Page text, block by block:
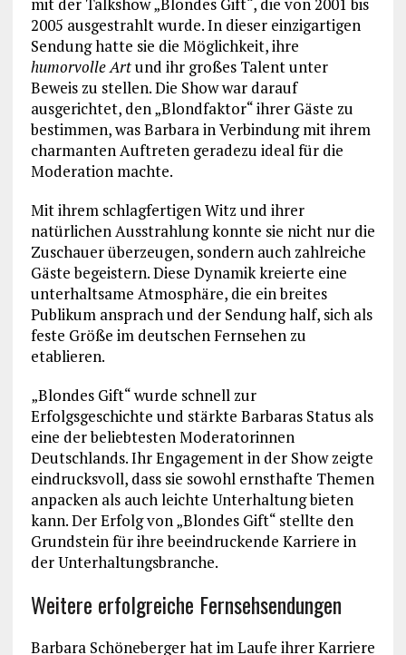
2005 ausgestrahlt wurde. In dieser einzigartigen
Sendung hatte sie die Möglichkeit, ihre
humorvolle Artund ihr großes Talent unter
Beweis zu stellen. Die Show war darauf
ausgerichtet, den „Blondfaktor“ ihrer Gäste zu
bestimmen, was Barbara in Verbindung mit ihrem
charmanten Auftreten geradezu ideal für die
Moderation machte.
Mit ihrem schlagfertigen Witz und ihrer
natürlichen Ausstrahlung konnte sie nicht nur die
Zuschauer überzeugen, sondern auch zahlreiche
Gäste begeistern. Diese Dynamik kreierte eine
unterhaltsame Atmosphäre, die ein breites
Publikum ansprach und der Sendung half, sich als
feste Größe im deutschen Fernsehen zu
etablieren.
„Blondes Gift“ wurde schnell zur
Erfolgsgeschichte und stärkte Barbaras Status als
eine der beliebtesten Moderatorinnen
Deutschlands. Ihr Engagement in der Show zeigte
eindrucksvoll, dass sie sowohl ernsthafte Themen
anpacken als auch leichte Unterhaltung bieten
kann. Der Erfolg von „Blondes Gift“ stellte den
Grundstein für ihre beeindruckende Karriere in
der Unterhaltungsbranche.
Weitere erfolgreiche Fernsehsendungen
Barbara Schöneberger hat im Laufe ihrer Karriere